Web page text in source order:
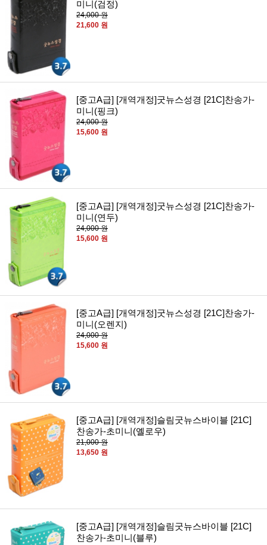
미니(검정)
24,000 원
21,600 원
[중고A급] [개역개정]굿뉴스성경 [21C]찬송가-
미니(핑크)
24,000 원
15,600 원
[중고A급] [개역개정]굿뉴스성경 [21C]찬송가-
미니(연두)
24,000 원
15,600 원
[중고A급] [개역개정]굿뉴스성경 [21C]찬송가-
미니(오렌지)
24,000 원
15,600 원
[중고A급] [개역개정]슬림굿뉴스바이블 [21C]
찬송가-초미니(옐로우)
21,000 원
13,650 원
[중고A급] [개역개정]슬림굿뉴스바이블 [21C]
찬송가-초미니(블루)